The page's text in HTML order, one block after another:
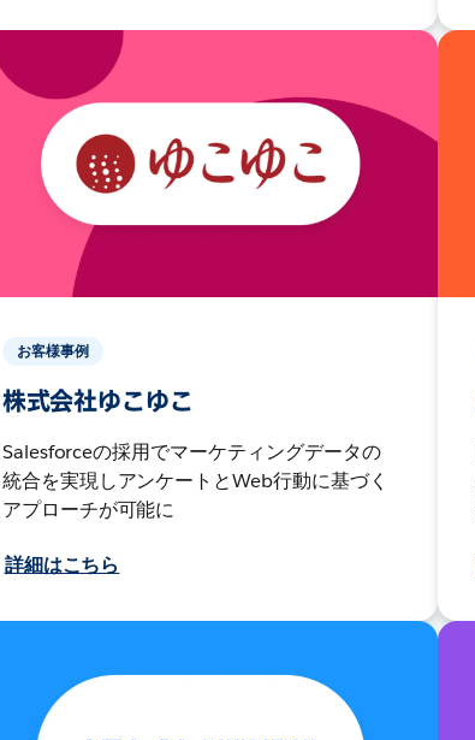
お客様事例
株式会社ゆこゆこ
Salesforceの採用でマーケティングデータの
統合を実現しアンケートとWeb行動に基づく
アプローチが可能に
詳細はこちら